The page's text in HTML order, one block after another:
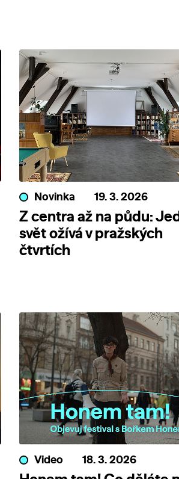
Novinka 19. 3. 2026
Z centra až na půdu:
svět ožívá v pražských
čtvrtích
Video 18. 3. 2026